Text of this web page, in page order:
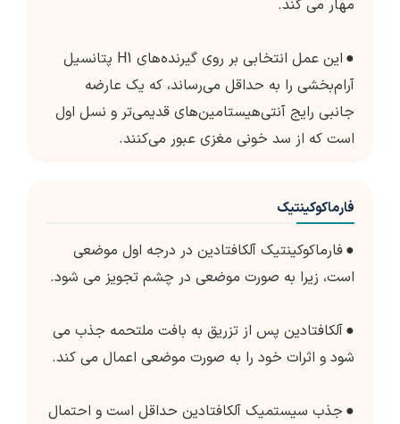
مهار می کند.
●
این عمل انتخابی بر روی گیرنده‌های H1 پتانسیل
آرام‌بخشی را به حداقل می‌رساند، که یک عارضه
جانبی رایج آنتی‌هیستامین‌های قدیمی‌تر و نسل اول
است که از سد خونی مغزی عبور می‌کنند.
فارماکوکینتیک
●فارماکوکینتیک آلکافتادین در درجه اول موضعی
است، زیرا به صورت موضعی در چشم تجویز می شود.
●آلکافتادین پس از تزریق به بافت ملتحمه جذب می
شود و اثرات خود را به صورت موضعی اعمال می کند.
● جذب سیستمیک آلکافتادین حداقل است و احتمال